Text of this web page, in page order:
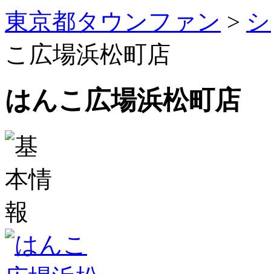
東京都タウンファン >
こ広場浜松町店
はんこ広場浜松町店